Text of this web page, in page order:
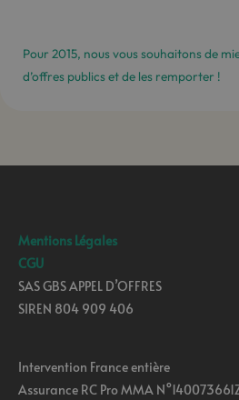
Pour 2015, nous vous souhaitons de
d’offres publics et de les remporter !
Mentions Légales
CGU
SAS GBS APPEL D’OFFRES
SIREN 804 909 406
Intervention France entière
Assurance RC Pro MMA